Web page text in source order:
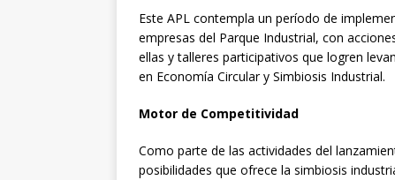
Este APL contempla un período de
empresas del Parque Industrial, con
ellas y talleres participativos que logren
en Economía Circular y Simbiosis Industrial.
Motor de Competitividad
Como parte de las actividades del
posibilidades que ofrece la simbiosis